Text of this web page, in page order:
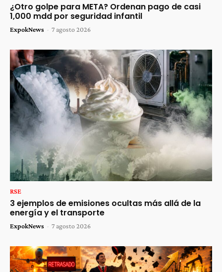
¿Otro golpe para META? Ordenan pago de casi
1,000 mdd por seguridad infantil
ExpokNews - 7 agosto 2026
RSE
3 ejemplos de emisiones ocultas más allá de la
energía y el transporte
ExpokNews - 7 agosto 2026